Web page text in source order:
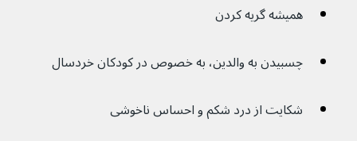
همیشه گریه کردن
چسبیدن به والدین، به خصوص در کودکان خردسال
شکایت از درد شکم و احساس ناخوشی